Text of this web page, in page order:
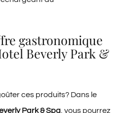
gastronomique
Beverly Park &
ces produits? Dans le
Park & Spa , vous pourrez